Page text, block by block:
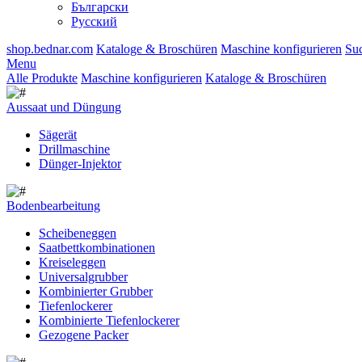
Български
Русский
shop.bednar.com Kataloge & Broschüren Maschine konfigurieren
Menu
Alle Produkte Maschine konfigurieren Kataloge & Broschüren
Aussaat und Düngung
Sägerät
Drillmaschine
Dünger-Injektor
Bodenbearbeitung
Scheibeneggen
Saatbettkombinationen
Kreiseleggen
Universalgrubber
Kombinierter Grubber
Tiefenlockerer
Kombinierte Tiefenlockerer
Gezogene Packer